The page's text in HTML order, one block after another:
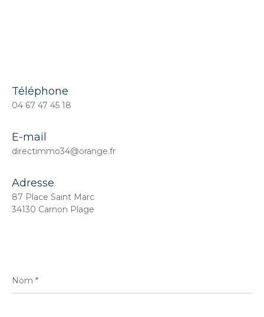
Téléphone
04 67 47 45 18
E-mail
directimmo34@orange.fr
Adresse
87 Place Saint Marc
34130 Carnon Plage
*